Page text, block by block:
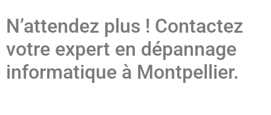
N’attendez plus ! Contactez
votre expert en dépannage
informatique à Montpellier.